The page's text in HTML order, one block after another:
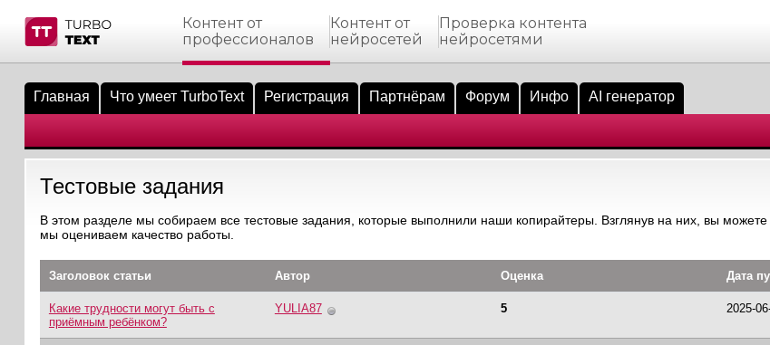
материалы
биржи
пользователи
на сайте
пользователей
сообщения
по форуму
Контент от
профессионалов
Контент от
нейросетей
Проверка контента
нейросетями
Главная Что умеет TurboText Регистрация Партнёрам Форум Инфо AI генератор
Тестовые задания
В этом разделе мы собираем все тестовые задания, которые выполнили наши копирайтеры. Взглянув на них, вы можете
мы оцениваем качество работы.
Заголовок статьи Автор Оценка Дата
Какие трудности могут быть с
приёмным ребёнком?
YULIA87 5 2025-